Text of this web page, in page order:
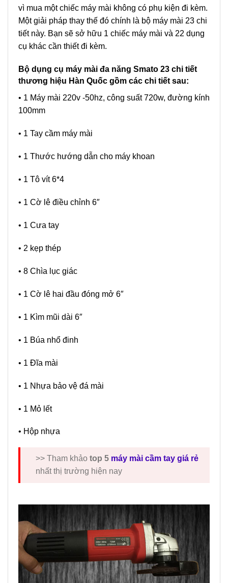
vì mua một chiếc máy mài không có phụ kiện đi kèm.
Một giải pháp thay thế đó chính là bộ máy mài 23 chi
tiết này. Bạn sẽ sở hữu 1 chiếc máy mài và 22 dụng
cụ khác cần thiết đi kèm.
Bộ dụng cụ máy mài đa năng Smato 23 chi tiết
thương hiệu Hàn Quốc gồm các chi tiết sau:
• 1 Máy mài 220v -50hz, công suất 720w, đường kính
100mm
• 1 Tay cầm máy mài
• 1 Thước hướng dẫn cho máy khoan
• 1 Tô vít 6*4
• 1 Cờ lê điều chỉnh 6″
• 1 Cưa tay
• 2 kẹp thép
• 8 Chìa lục giác
• 1 Cờ lê hai đầu đóng mở 6″
• 1 Kìm mũi dài 6″
• 1 Búa nhổ đinh
• 1 Đĩa mài
• 1 Nhựa bảo vệ đá mài
• 1 Mỏ lết
• Hộp nhựa
>> Tham khảo top 5 máy mài cầm tay giá rẻ
nhất thị trường hiện nay